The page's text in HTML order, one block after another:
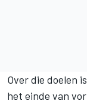
Over die doelen
het einde van